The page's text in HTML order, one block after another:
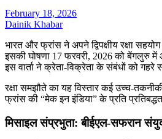
February 18, 2026
Dainik Khabar
भारत और फ्रांस ने अपने द्विपक्षीय रक्षा
इसकी घोषणा 17 फरवरी, 2026 को बेंगलुरु में
इस वार्ता ने क्रेता-विक्रेता के संबंधों को
रक्षा समझौते का यह विस्तार कई उच्च-
फ्रांस की “मेक इन इंडिया” के प्रति
मिसाइल संप्रभुता: बीईएल-सफरान